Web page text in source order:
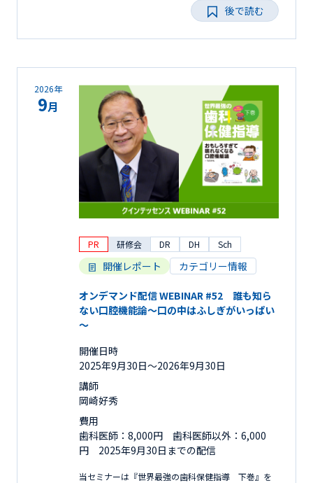
後で読む
2026年
9月
PR 研修会 DR DH Sch
開催レポート カテゴリー情報
オンデマンド配信 WEBINAR #52 誰も知ら
ない口腔機能論～口の中はふしぎがいっぱい
～
開催日時
2025年9月30日〜2026年9月30日
講師
岡崎好秀
費用
歯科医師：8,000円 歯科医師以外：6,000
円 2025年9月30日までの配信
当セミナーは『世界最強の歯科保健指導 下巻』を